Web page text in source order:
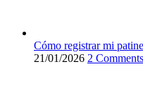
Cómo registrar mi
21/01/2026 2 Comments